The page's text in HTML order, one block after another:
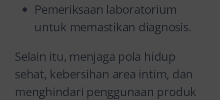
Pemeriksaan laboratorium
untuk memastikan diagnosis.
Selain itu, menjaga pola hidup
sehat, kebersihan area intim, dan
menghindari penggunaan produk